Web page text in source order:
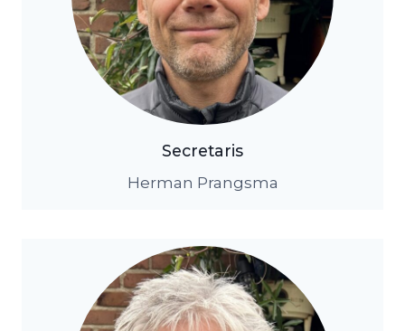
Secretaris
Herman Prangsma